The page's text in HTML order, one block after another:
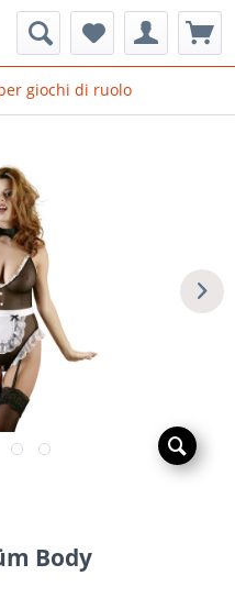
giochi di ruolo
Body